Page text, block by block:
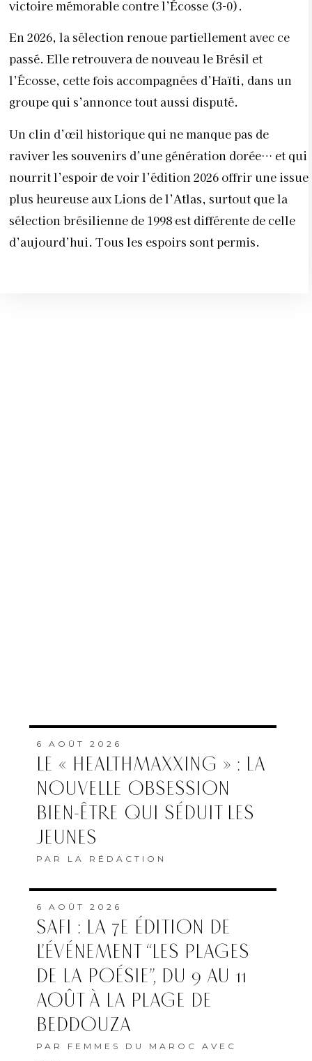
victoire mémorable contre l’Écosse (3-0).
En 2026, la sélection renoue partiellement avec ce
passé. Elle retrouvera de nouveau le Brésil et
l’Écosse, cette fois accompagnées d’Haïti, dans un
groupe qui s’annonce tout aussi disputé.
Un clin d’œil historique qui ne manque pas de
raviver les souvenirs d’une génération dorée… et qui
nourrit l’espoir de voir l’édition 2026 offrir une issue
plus heureuse aux Lions de l’Atlas, surtout que la
sélection brésilienne de 1998 est différente de celle
d’aujourd’hui. Tous les espoirs sont permis.
6 AOÛT 2026
LE « HEALTHMAXXING » : LA
NOUVELLE OBSESSION
BIEN-ÊTRE QUI SÉDUIT LES
JEUNES
PAR LA RÉDACTION
6 AOÛT 2026
SAFI : LA 7E ÉDITION DE
L’ÉVÉNEMENT “LES PLAGES
DE LA POÉSIE”, DU 9 AU 11
AOÛT À LA PLAGE DE
BEDDOUZA
PAR FEMMES DU MAROC AVEC